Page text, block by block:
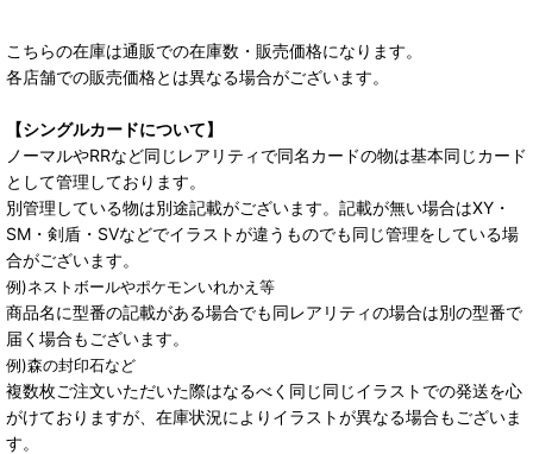
こちらの在庫は通販での在庫数・販売価格になります。
各店舗での販売価格とは異なる場合がございます。
【シングルカードについて】
ノーマルやRRなど同じレアリティで同名カードの物は基本同じカード
として管理しております。
別管理している物は別途記載がございます。記載が無い場合はXY・
SM・剣盾・SVなどでイラストが違うものでも同じ管理をしている場
合がございます。
例)ネストボールやポケモンいれかえ等
商品名に型番の記載がある場合でも同レアリティの場合は別の型番で
届く場合もございます。
例)森の封印石など
複数枚ご注文いただいた際はなるべく同じ同じイラストでの発送を心
がけておりますが、在庫状況によりイラストが異なる場合もございま
す。